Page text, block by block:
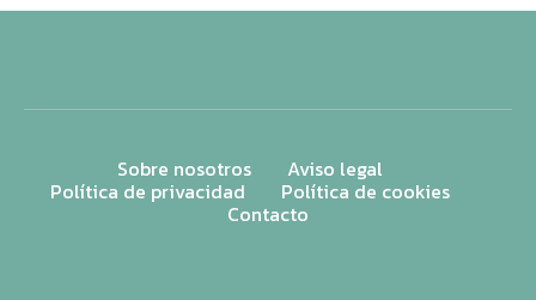
Sobre nosotros Aviso legal
Política de privacidad Política de cookies
Contacto